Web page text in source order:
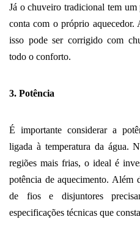
Já o chuveiro tradicional tem
conta com o próprio aquecedor.
isso pode ser corrigido com
todo o conforto.
3. Potência
É importante considerar a
ligada à temperatura da água.
regiões mais frias, o ideal é
potência de aquecimento. Além
de fios e disjuntores
especificações técnicas que